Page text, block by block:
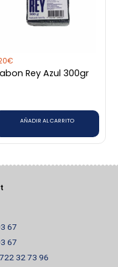
€
Rey Azul 300gr
AÑADIR AL CARRITO
67
67
32 73 96